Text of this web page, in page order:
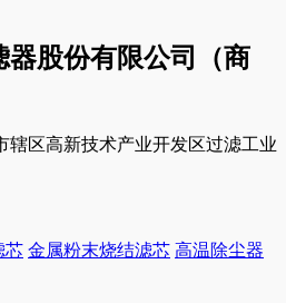
器股份有限公司（商
辖区高新技术产业开发区过滤工业
芯 金属粉末烧结滤芯 高温除尘器